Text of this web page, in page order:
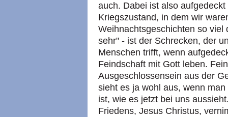
auch. Dabei ist also
Kriegszustand, in dem wir
Weihnachtsgeschichten so viel
sehr" - ist der Schrecken, der
Menschen trifft, wenn
Feindschaft mit Gott leben.
Ausgeschlossensein aus der
sieht es ja wohl aus, wenn
ist, wie es jetzt bei uns
Friedens, Jesus Christus,